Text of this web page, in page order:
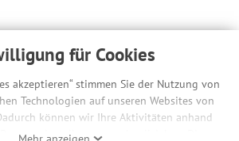
für Cookies
akzeptieren“ stimmen Sie der Nutzung von
Technologien auf unseren Websites von
können wir Ihre Aktivitäten anhand
nachvollziehen. Dies
Ellenbogenpartie
Ärmelmanschette
mit Kordelzug
an Oberarmen, Brust und Rücken